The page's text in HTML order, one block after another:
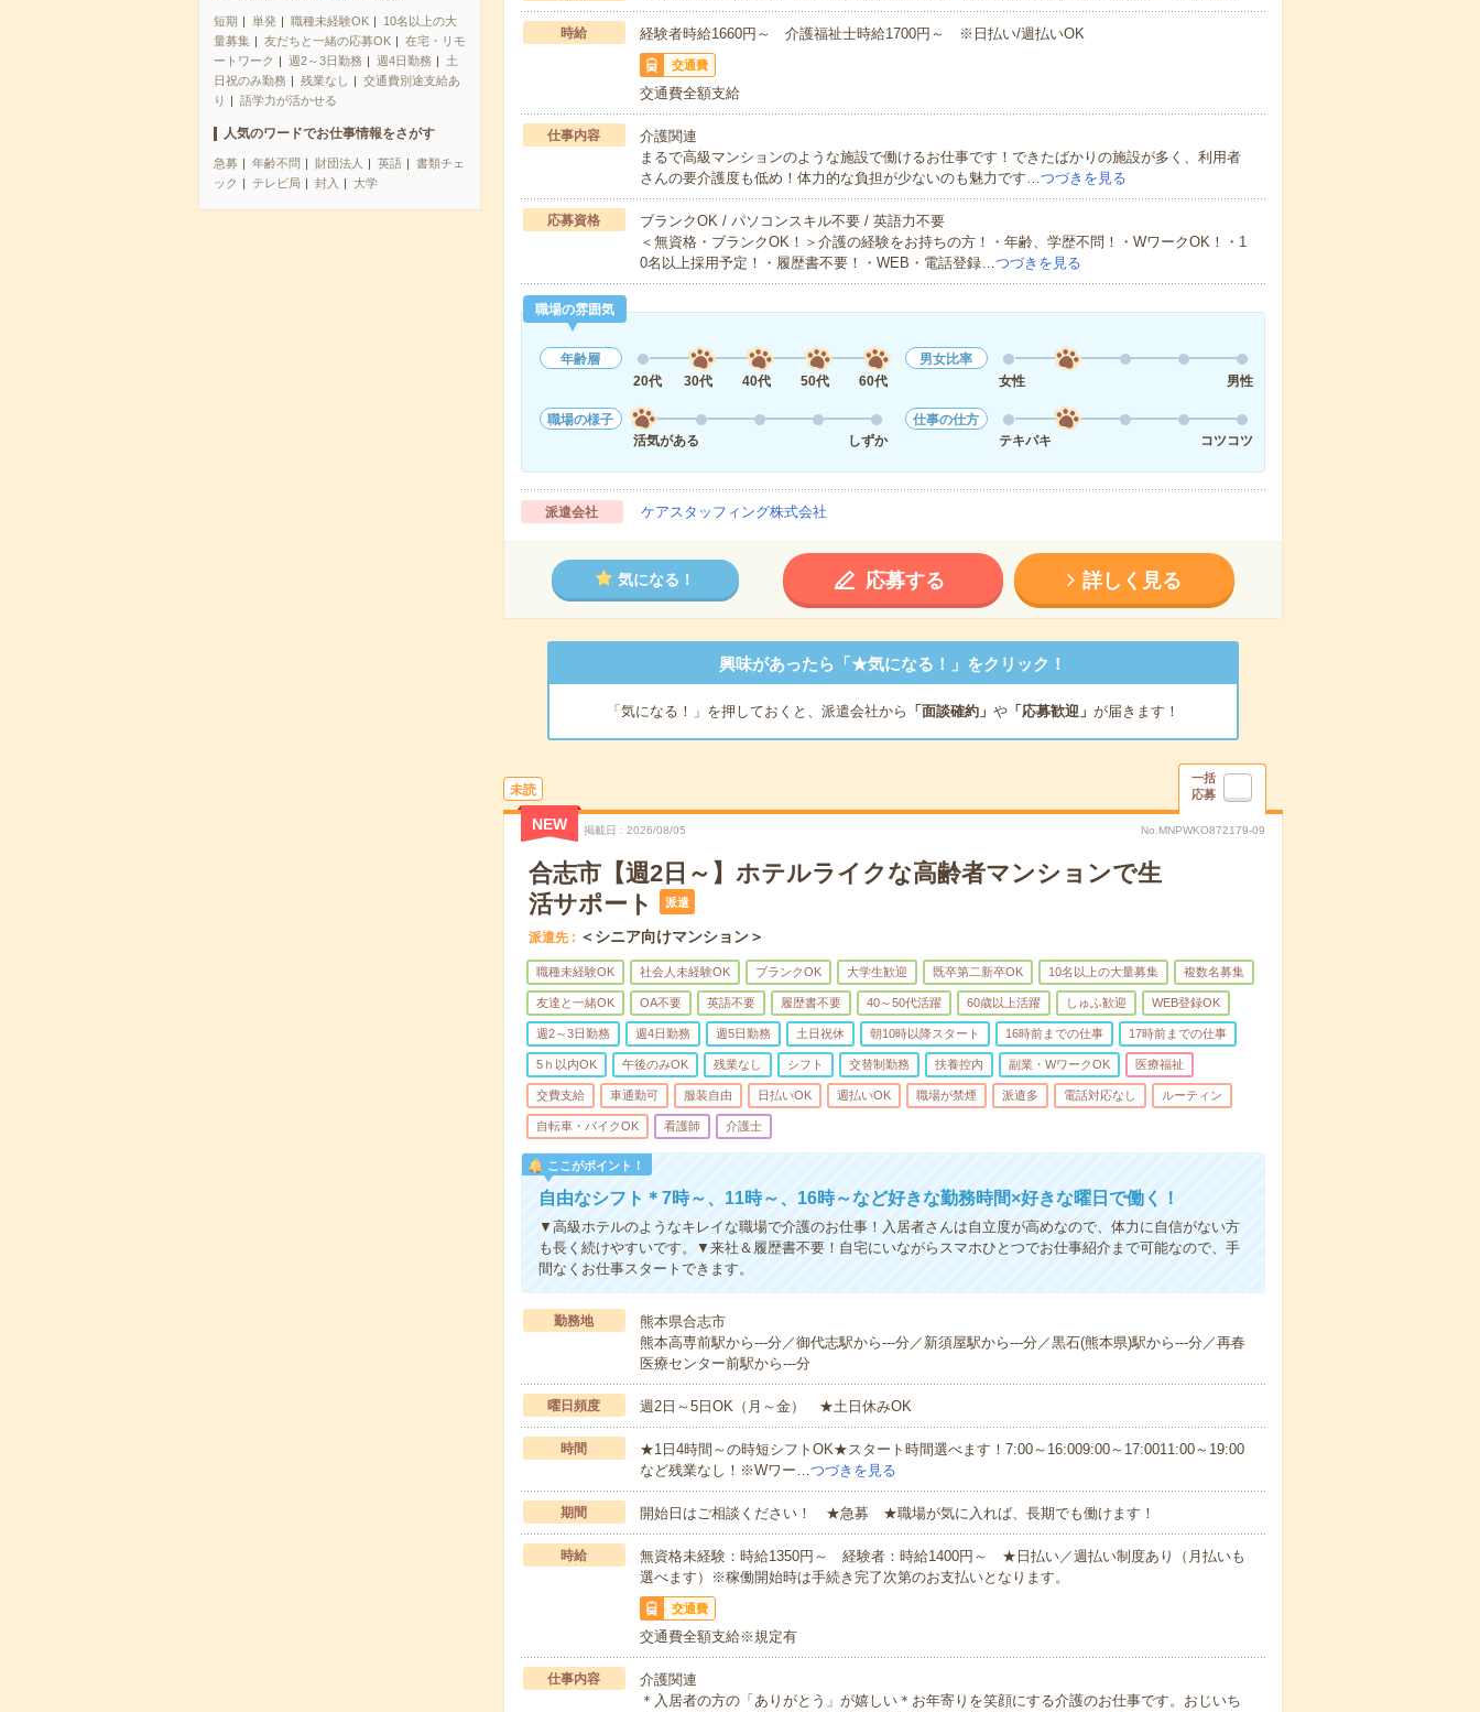
短期 単発 職種未経験OK
10名以上の大
量募集
友だちと一緒の応募OK
在宅・リモ
ートワーク
週2～3日勤務 週4日勤務
土
日祝のみ勤務
残業なし
交通費別途支給あ
り
語学力が活かせる
人気のワードでお仕事情報をさがす
急募 年齢不問 財団法人 英語
書類チェ
ック
テレビ局 封入 大学
時給 経験者時給1660円～ 介護福祉士時給1700円～ ※日払い/週払いOK
交通費
交通費全額支給
仕事内容
介護関連
まるで高級マンションのような施設で働けるお仕事です！できたばかりの施設が多く、利用者
さんの要介護度も低め！体力的な負担が少ないのも魅力です…つづきを見る
応募資格
ブランクOK / パソコンスキル不要 / 英語力不要
＜無資格・ブランクOK！＞介護の経験をお持ちの方！・年齢、学歴不問！・WワークOK！・1
0名以上採用予定！・履歴書不要！・WEB・電話登録…つづきを見る
職場の雰囲気
年齢層
20代
30代 40代 50代 60代
男女比率
女性
男性
職場の様子
活気がある
しずか
仕事の仕方
テキパキ
コツコツ
派遣会社 ケアスタッフィング株式会社
気になる！ 応募する 詳しく見る
興味があったら「★気になる！」をクリック！
「気になる！」を押しておくと、派遣会社から 「面談確約」 や「応募歓迎」 が届きます！
未読
一括
応募
NEW 掲載日 2026/08/05 No.MNPWKO872179-09
合志市【週2日～】ホテルライクな高齢者マンションで生
活サポート
派遣
派遣先 ＜シニア向けマンション＞
職種未経験OK 社会人未経験OK ブランクOK 大学生歓迎 既卒第二新卒OK 10名以上の大量募集 複数名募集
友達と一緒OK OA不要 英語不要 履歴書不要 40～50代活躍 60歳以上活躍 しゅふ歓迎 WEB登録OK
週2～3日勤務 週4日勤務 週5日勤務 土日祝休 朝10時以降スタート 16時前までの仕事 17時前までの仕事
5ｈ以内OK 午後のみOK 残業なし シフト 交替制勤務 扶養控内 副業・WワークOK 医療福祉
交費支給 車通勤可 服装自由 日払いOK 週払いOK 職場が禁煙 派遣多 電話対応なし ルーティン
自転車・バイクOK 看護師 介護士
ここがポイント！
自由なシフト＊7時～、11時～、16時～など好きな勤務時間×好きな曜日で働く！
▼高級ホテルのようなキレイな職場で介護のお仕事！入居者さんは自立度が高めなので、体力に自信がない方
も長く続けやすいです。▼来社＆履歴書不要！自宅にいながらスマホひとつでお仕事紹介まで可能なので、手
間なくお仕事スタートできます。
勤務地
熊本県合志市
熊本高専前駅から---分／御代志駅から---分／新須屋駅から---分／黒石(熊本県)駅から---分／再春
医療センター前駅から---分
曜日頻度 週2日～5日OK（月～金） ★土日休みOK
時間
★1日4時間～の時短シフトOK★スタート時間選べます！7:00～16:009:00～17:0011:00～19:00
など残業なし！※Wワー…つづきを見る
期間 開始日はご相談ください！ ★急募 ★職場が気に入れば、長期でも働けます！
時給
無資格未経験：時給1350円～ 経験者：時給1400円～ ★日払い／週払い制度あり（月払いも
選べます）※稼働開始時は手続き完了次第のお支払いとなります。
交通費
交通費全額支給※規定有
仕事内容
介護関連
＊入居者の方の「ありがとう」が嬉しい＊お年寄りを笑顔にする介護のお仕事です。おじいち